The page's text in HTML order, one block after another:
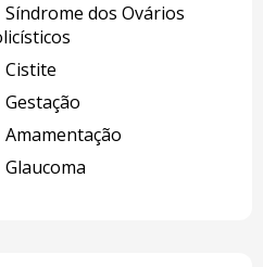
Síndrome dos Ovários
Cistite
Gestação
Amamentação
Glaucoma